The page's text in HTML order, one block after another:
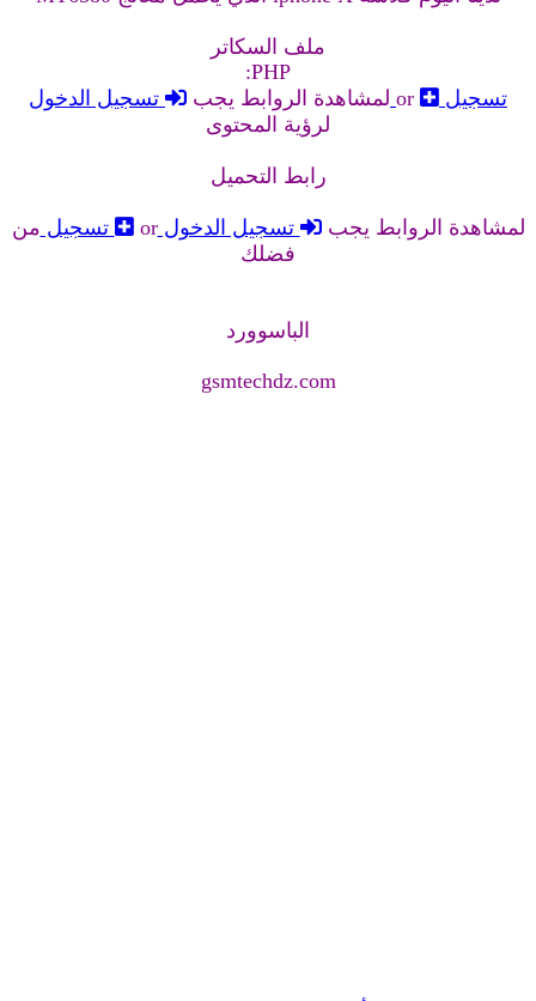
ملف السكاتر
PHP:
لمشاهدة الروابط يجب or
تسجيل
لرؤية المحتوى
رابط التحميل
لمشاهدة الروابط يجب تسجيل الدخولor تسجيل من
فضلك
الباسوورد
gsmtechdz.com